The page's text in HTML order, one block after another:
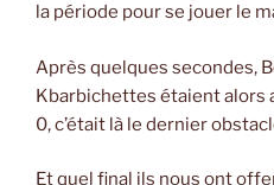
la période pour se jouer le
Après quelques secondes,
Kbarbichettes étaient alors
0, c’était là le dernier
Et quel final ils nous ont